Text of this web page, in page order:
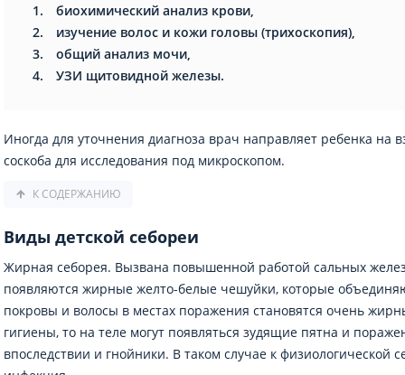
биохимический анализ крови,
изучение волос и кожи головы (трихоскопия),
общий анализ мочи,
УЗИ щитовидной железы.
Иногда для уточнения диагноза врач направляет ребенка на
соскоба для исследования под микроскопом.
К СОДЕРЖАНИЮ
Виды детской себореи
Жирная себорея. Вызвана повышенной работой сальных
появляются жирные желто-белые чешуйки, которые
покровы и волосы в местах поражения становятся очень
гигиены, то на теле могут появляться зудящие пятна и
впоследствии и гнойники. В таком случае к физиологической